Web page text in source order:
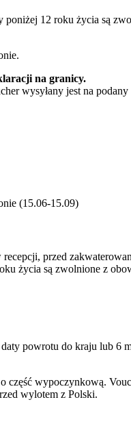
12 roku życia są
na granicy.
wysyłany jest na
(15.06-15.09)
przed
życia są zwolnione z
powrotu do kraju lub 6
część wypoczynkową.
wylotem z Polski.